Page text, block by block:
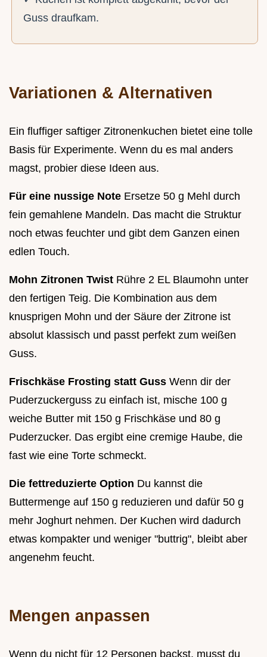
Guss draufkam.
Variationen & Alternativen
Ein fluffiger saftiger Zitronenkuchen bietet eine tolle
Basis für Experimente. Wenn du es mal anders
magst, probier diese Ideen aus.
Für eine nussige Note Ersetze 50 g Mehl durch
fein gemahlene Mandeln. Das macht die Struktur
noch etwas feuchter und gibt dem Ganzen einen
edlen Touch.
Mohn Zitronen Twist Rühre 2 EL Blaumohn unter
den fertigen Teig. Die Kombination aus dem
knusprigen Mohn und der Säure der Zitrone ist
absolut klassisch und passt perfekt zum weißen
Guss.
Frischkäse Frosting statt Guss Wenn dir der
Puderzuckerguss zu einfach ist, mische 100 g
weiche Butter mit 150 g Frischkäse und 80 g
Puderzucker. Das ergibt eine cremige Haube, die
fast wie eine Torte schmeckt.
Die fettreduzierte Option Du kannst die
Buttermenge auf 150 g reduzieren und dafür 50 g
mehr Joghurt nehmen. Der Kuchen wird dadurch
etwas kompakter und weniger "buttrig", bleibt aber
angenehm feucht.
Mengen anpassen
Wenn du nicht für 12 Personen backst, musst du